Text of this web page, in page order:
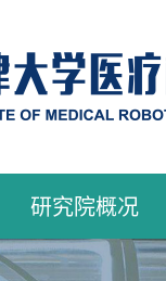
研究院概况